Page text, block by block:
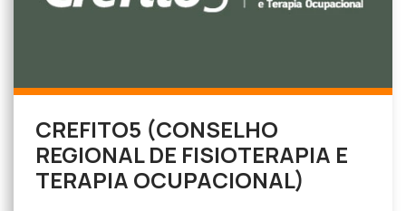
CREFITO5 (CONSELHO
REGIONAL DE FISIOTERAPIA E
TERAPIA OCUPACIONAL)